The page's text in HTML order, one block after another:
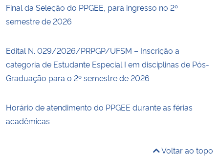
Final da Seleção do PPGEE, para ingresso no 2º
semestre de 2026
Edital N. 029/2026/PRPGP/UFSM – Inscrição a
categoria de Estudante Especial I em disciplinas de Pós-
Graduação para o 2º semestre de 2026
Horário de atendimento do PPGEE durante as férias
acadêmicas
Voltar ao topo